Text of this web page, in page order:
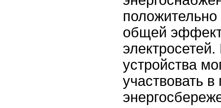
общей
устройства
участвовать